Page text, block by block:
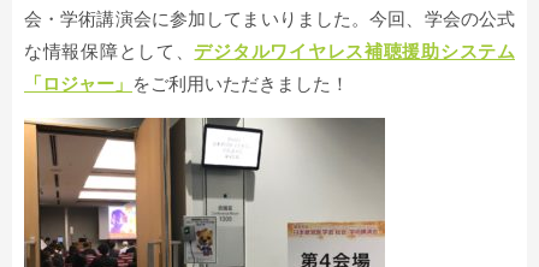
会・学術講演会に参加してまいりました。今回、学会の公式
な情報保障として、デジタルワイヤレス補聴援助システム
「ロジャー」 をご利用いただきました！